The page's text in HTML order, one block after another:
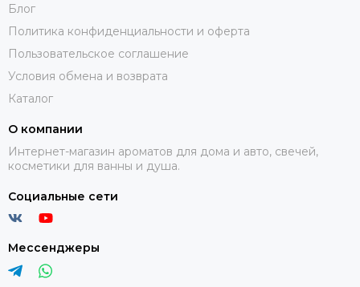
Блог
Политика конфиденциальности и оферта
Пользовательское соглашение
Условия обмена и возврата
Каталог
О компании
Интернет-магазин ароматов для дома и авто, свечей,
косметики для ванны и душа.
Социальные сети
Мессенджеры